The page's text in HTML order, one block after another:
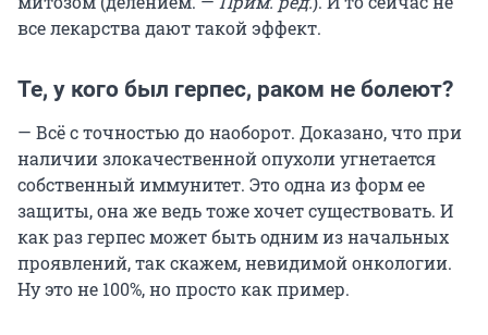
все лекарства дают такой эффект.
Те, у кого был герпес, раком не болеют?
— Всё с точностью до наоборот. Доказано, что при
наличии злокачественной опухоли угнетается
собственный иммунитет. Это одна из форм ее
защиты, она же ведь тоже хочет существовать. И
как раз герпес может быть одним из начальных
проявлений, так скажем, невидимой онкологии.
Ну это не 100%, но просто как пример.